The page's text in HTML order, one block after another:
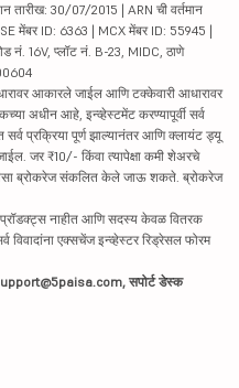
तारीख: 30/07/2015 | ARN ची वर्तमान
मेंबर ID: 6363 | MCX मेंबर ID: 55945 |
नं. 16V, प्लॉट नं. B-23, MIDC, ठाणे
आकारले जाईल आणि टक्केवारी आधारावर
अधीन आहे, इन्व्हेस्टमेंट करण्यापूर्वी सर्व
प्रक्रिया पूर्ण झाल्यानंतर आणि क्लायंट ड्यू
जर ₹10/- किंवा त्यापेक्षा कमी शेअरचे
ब्रोकरेज संकलित केले जाऊ शकते. ब्रोकरेज
नाहीत आणि सदस्य केवळ वितरक
विवादांना एक्सचेंज इन्व्हेस्टर रिड्रेसल फोरम
सपोर्ट डेस्क